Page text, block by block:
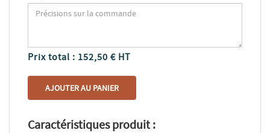
Prix total : 152,50 € HT
AJOUTER AU PANIER
Caractéristiques produit :